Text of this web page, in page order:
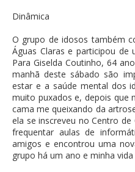
Dinâmica
O grupo de idosos também
Águas Claras e participou de
Para Giselda Coutinho, 64
manhã deste sábado são
estar e a saúde mental dos
muito puxados e, depois que
cama me queixando da
ela se inscreveu no Centro
frequentar aulas de
amigos e encontrou uma
grupo há um ano e minha vida